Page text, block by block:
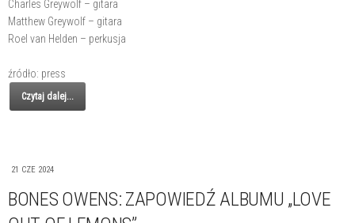
Charles Greywolf – gitara
Matthew Greywolf – gitara
Roel van Helden – perkusja
źródło: press
Czytaj dalej...
21 CZE 2024
BONES OWENS: ZAPOWIEDŹ ALBUMU „LOVE